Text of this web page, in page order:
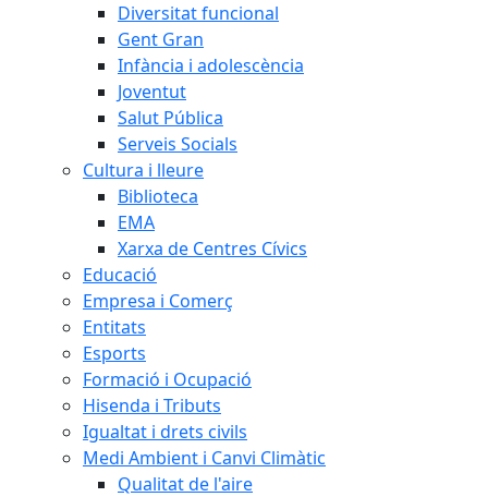
Diversitat funcional
Gent Gran
Infància i adolescència
Joventut
Salut Pública
Serveis Socials
Cultura i lleure
Biblioteca
EMA
Xarxa de Centres Cívics
Educació
Empresa i Comerç
Entitats
Esports
Formació i Ocupació
Hisenda i Tributs
Igualtat i drets civils
Medi Ambient i Canvi Climàtic
Qualitat de l'aire